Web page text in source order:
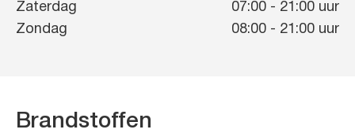
Zaterdag
07:00 - 21:00 uur
Zondag
08:00 - 21:00 uur
Brandstoffen